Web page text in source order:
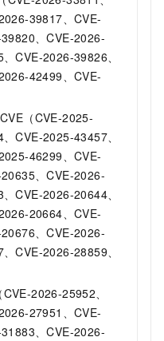
39817、CVE-
、CVE-2026-
CVE-2026-39826、
42499、CVE-
（CVE-2025-
CVE-2025-43457、
46299、CVE-
、CVE-2026-
CVE-2026-20644、
20664、CVE-
、CVE-2026-
CVE-2026-28859、
2026-25952、
27951、CVE-
、CVE-2026-